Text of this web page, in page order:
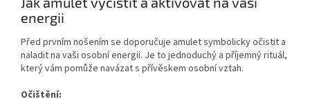
energii
Před prvním nošením se doporučuje amulet symbolicky očistit a
naladit na vaši osobní energii. Je to jednoduchý a příjemný rituál,
který vám pomůže navázat s přívěskem osobní vztah.
Očištění: